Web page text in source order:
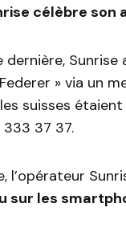
célèbre son
dernière,
» via un
suisses
37 37.
l’opérateur
sur les